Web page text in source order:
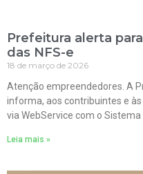
Prefeitura alerta
das NFS-e
18 de março de 2026
Atenção empreendedores. A
informa, aos contribuintes e
via WebService com o
Leia mais »